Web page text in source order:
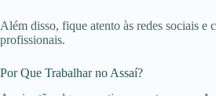
Além disso, fique atento às redes sociais e
profissionais.
Por Que Trabalhar no Assaí?